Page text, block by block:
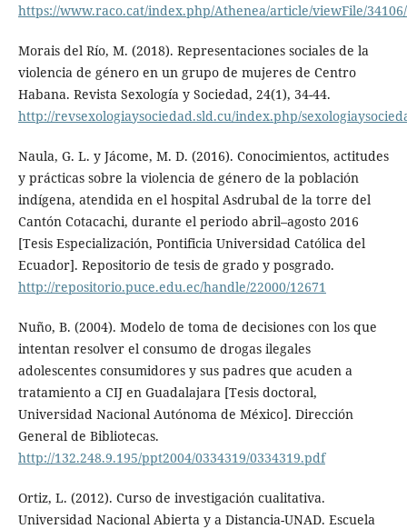
https://www.raco.cat/index.php/Athenea/article/viewFile/
Morais del Río, M. (2018). Representaciones sociales de la
violencia de género en un grupo de mujeres de Centro
Habana. Revista Sexología y Sociedad, 24(1), 34-44.
http://revsexologiaysociedad.sld.cu/index.php/
Naula, G. L. y Jácome, M. D. (2016). Conocimientos, actitudes
y prácticas sobre la violencia de género de la población
indígena, atendida en el hospital Asdrubal de la torre del
Cantón Cotacachi, durante el periodo abril–agosto 2016
[Tesis Especialización, Pontificia Universidad Católica del
Ecuador]. Repositorio de tesis de grado y posgrado.
http://repositorio.puce.edu.ec/handle/22000/12671
Nuño, B. (2004). Modelo de toma de decisiones con los que
intentan resolver el consumo de drogas ilegales
adolescentes consumidores y sus padres que acuden a
tratamiento a CIJ en Guadalajara [Tesis doctoral,
Universidad Nacional Autónoma de México]. Dirección
General de Bibliotecas.
http://132.248.9.195/ppt2004/0334319/0334319.pdf
Ortiz, L. (2012). Curso de investigación cualitativa.
Universidad Nacional Abierta y a Distancia-UNAD. Escuela